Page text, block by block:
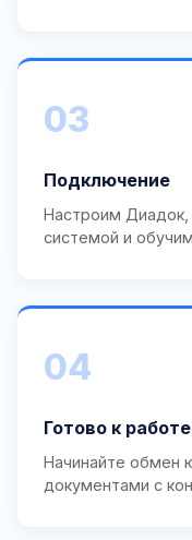
03
Подключение
Настроим Диадок,
системой и
04
Готово к работе
Начинайте обмен
документами с